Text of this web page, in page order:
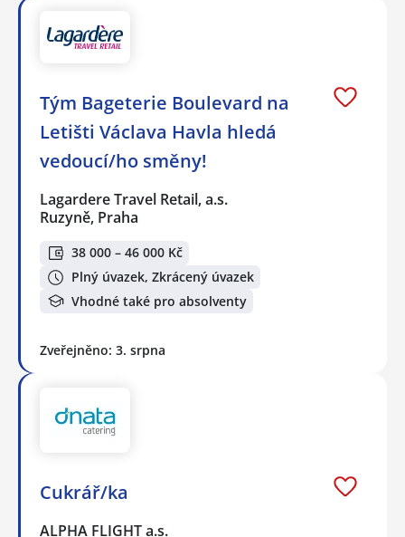
Tým Bageterie Boulevard na
Letišti Václava Havla hledá
vedoucí/ho směny!
Lagardere Travel Retail, a.s.
Ruzyně, Praha
38 000 – 46 000 Kč
Plný úvazek, Zkrácený úvazek
Vhodné také pro absolventy
Zveřejněno: 3. srpna
Cukrář/ka
ALPHA FLIGHT a.s.